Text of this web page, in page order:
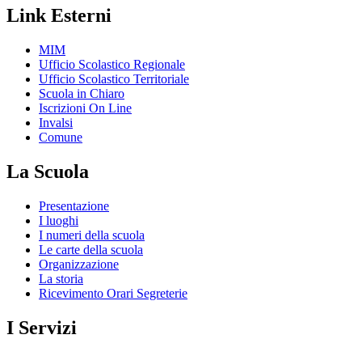
Link Esterni
MIM
Ufficio Scolastico Regionale
Ufficio Scolastico Territoriale
Scuola in Chiaro
Iscrizioni On Line
Invalsi
Comune
La Scuola
Presentazione
I luoghi
I numeri della scuola
Le carte della scuola
Organizzazione
La storia
Ricevimento Orari Segreterie
I Servizi